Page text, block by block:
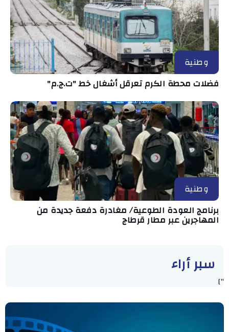
وطنية
فضلات محطة الكرم تعرقل أشغال خط "ت.ج.م"
وطنية
برنامج العودة الطوعية/ مغادرة دفعة جديدة من
المهاجرين عبر مطار قرطاج
سبر أراء
"]